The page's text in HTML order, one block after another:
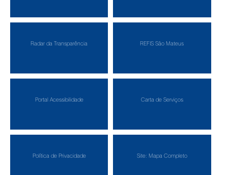
Radar da Transparência REFIS São Mateus
Portal Acessibilidade Carta de Serviços
Política de Privacidade Site: Mapa Completo